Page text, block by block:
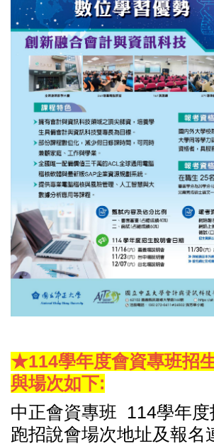
★114學年度會資專班招
與場次如下:
中正會資專班 114學年度
跑招說會場次地址及報名